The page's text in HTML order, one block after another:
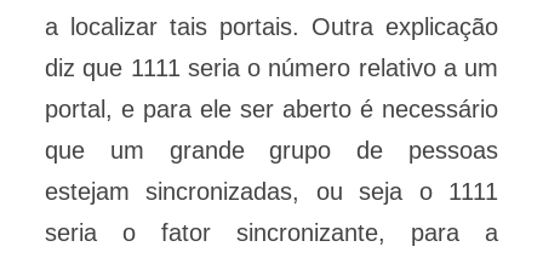
a localizar tais portais. Outra explicação
diz que 1111 seria o número relativo a um
portal, e para ele ser aberto é necessário
que um grande grupo de pessoas
estejam sincronizadas, ou seja o 1111
seria o fator sincronizante, para a